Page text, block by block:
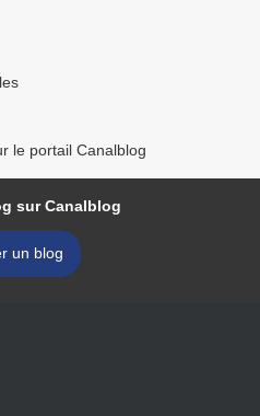
le portail Canalblog
sur Canalblog
un blog